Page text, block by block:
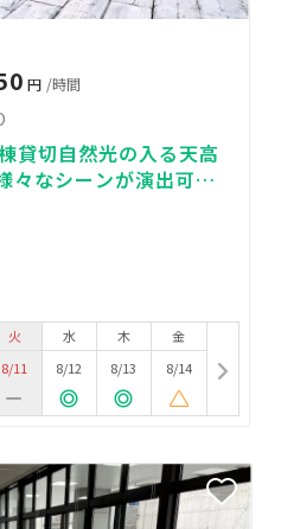
円 /時間
貸切自然光の入る天高
々なシーンが演出可
火
8/11
水
8/12
木
8/13
金
8/14